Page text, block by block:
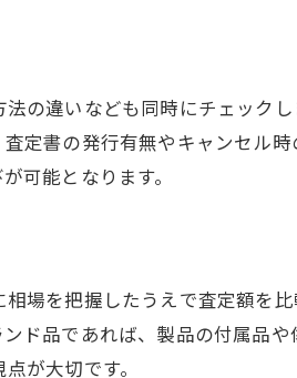
の違いなども同時にチェック
定書の発行有無やキャンセル
可能となります。
場を把握したうえで査定額を
ド品であれば、製品の付属品
が大切です。